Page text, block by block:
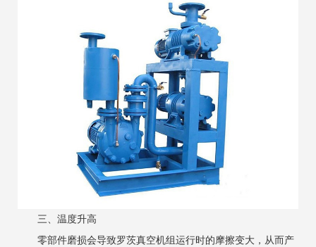
‌三、温度升高‌
零部件磨损会导致罗茨真空机组运行时的摩擦变大，从而产